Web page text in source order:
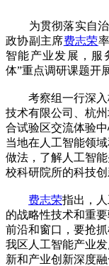
为贯彻落实自治
政协副主席费志荣
智能产业发展，
体”重点调研课题开
考察组一行深入
技术有限公司、杭
合试验区交流体验
当地在人工智能领
做法，了解人工智
校科研院所的科技创
费志荣指出，
的战略性技术和重
前沿和窗口，要抢
我区人工智能产业
新和产业创新深度